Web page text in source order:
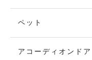
ペット
アコーディオンドア